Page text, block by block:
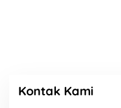
Kontak Kami